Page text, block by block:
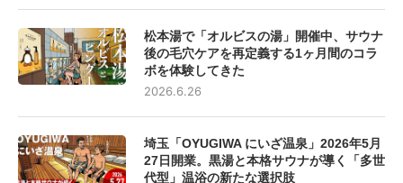
松本湯で「オルビスの湯」開催中、サウナ
後の毛穴ケアを再定義する1ヶ月間のコラ
ボを体験してきた
2026.6.26
埼玉「OYUGIWA にいざ温泉」2026年5月
27日開業。黒湯と本格サウナが導く「多世
代型」温浴の新たな選択肢